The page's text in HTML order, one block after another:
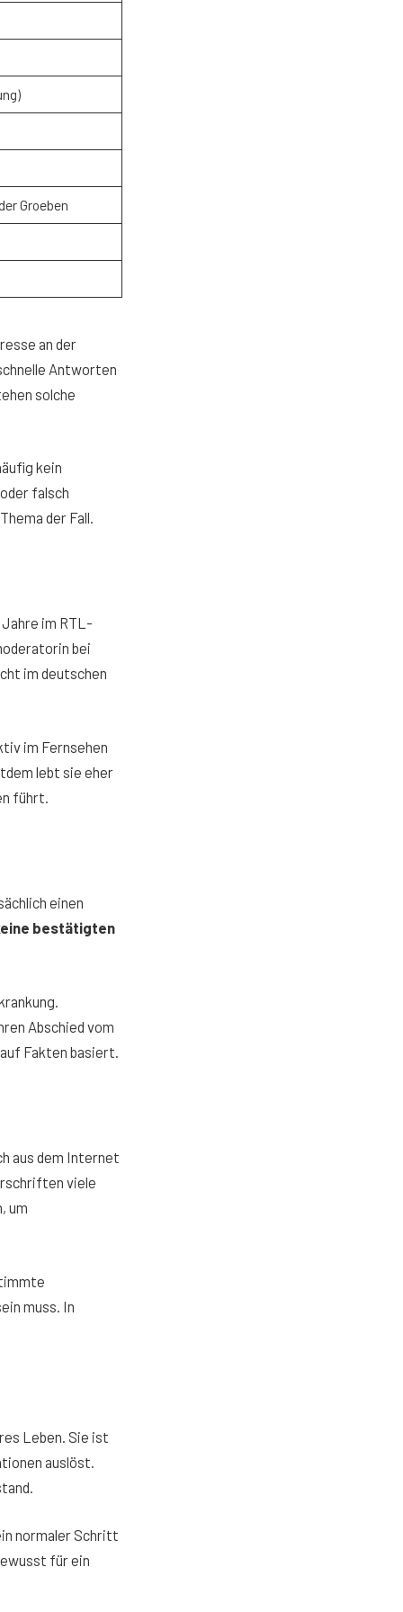
Groeben
an der
Antworten
solche
kein
falsch
der Fall.
im RTL-
bei
im deutschen
im Fernsehen
lebt sie eher
führt.
einen
bestätigten
Abschied vom
Fakten basiert.
aus dem Internet
viele
um
muss. In
Leben. Sie ist
auslöst.
normaler Schritt
für ein